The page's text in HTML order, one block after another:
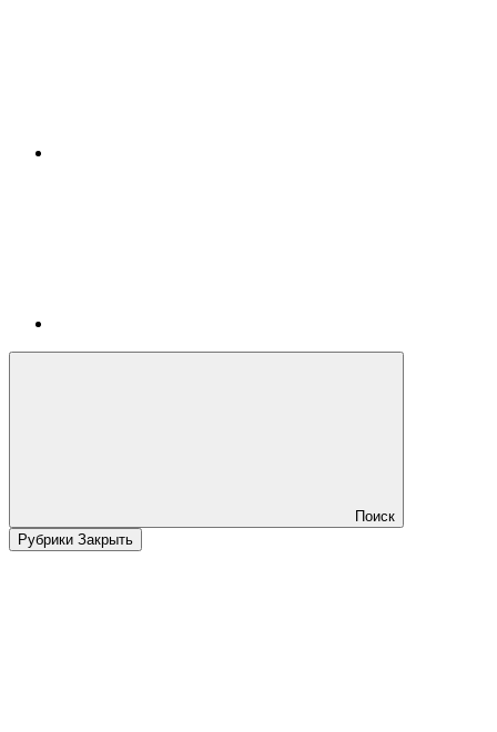
Поиск
Рубрики Закрыть